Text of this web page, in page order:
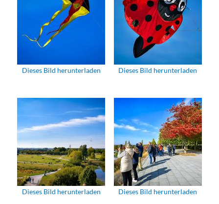
Dieses Bild herunterladen Dieses Bild herunterladen
Dieses Bild herunterladen Dieses Bild herunterladen